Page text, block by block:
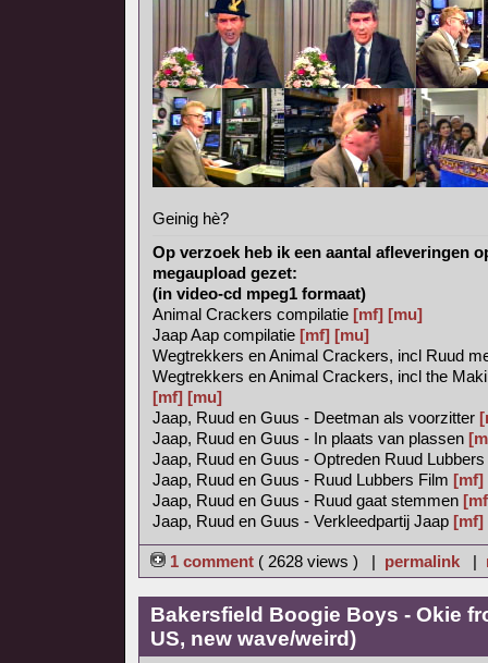
Geinig hè?
Op verzoek heb ik een aantal afleveringen
megaupload gezet:
(in video-cd mpeg1 formaat)
Animal Crackers compilatie [mf] [mu]
Jaap Aap compilatie [mf] [mu]
Wegtrekkers en Animal Crackers, incl Ruud
Wegtrekkers en Animal Crackers, incl the
[mf] [mu]
Jaap, Ruud en Guus - Deetman als voorzitter
Jaap, Ruud en Guus - In plaats van plassen
Jaap, Ruud en Guus - Optreden Ruud Lubbers
Jaap, Ruud en Guus - Ruud Lubbers Film [mf]
Jaap, Ruud en Guus - Ruud gaat stemmen
Jaap, Ruud en Guus - Verkleedpartij Jaap [mf]
1 comment ( 2628 views ) | permalink |
Bakersfield Boogie Boys - Okie
US, new wave/weird)